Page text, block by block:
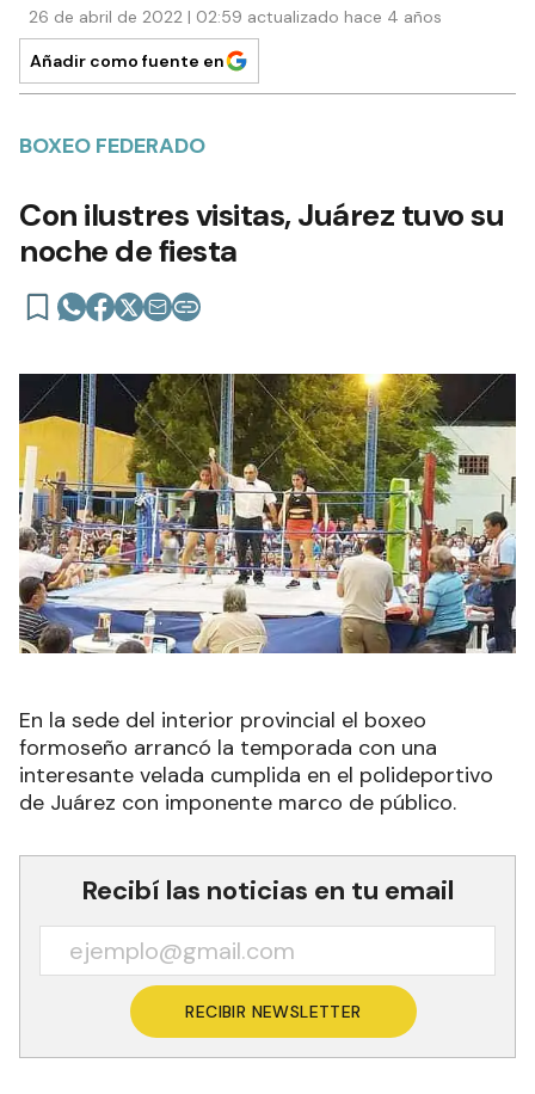
26 de abril de 2022 | 02:59 actualizado hace 4 años
Añadir como fuente en
BOXEO FEDERADO
Con ilustres visitas, Juárez tuvo su
noche de fiesta
En la sede del interior provincial el boxeo
formoseño arrancó la temporada con una
interesante velada cumplida en el polideportivo
de Juárez con imponente marco de público.
Recibí las noticias en tu email
RECIBIR NEWSLETTER